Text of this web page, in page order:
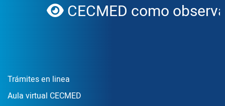
globe
CECMED como
Enlace Footer1
Trámites en linea
Aula virtual CECMED